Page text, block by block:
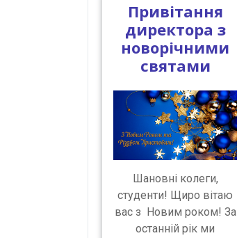
Привітання
директора з
новорічними
святами
Шановні колеги,
студенти! Щиро вітаю
вас з Новим роком! За
останній рік ми